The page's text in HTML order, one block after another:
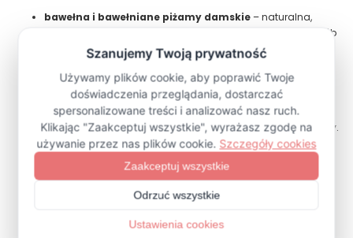
bawełna i bawełniane piżamy damskie – naturalna,
miękka w dotyku, przyjazna dla skóry, idealna także dla osób
z wrażliwą skórą. Bawełna to wybór, który nigdy nie wychodzi
z mody a damskie piżamy bawełniane są idealne przez cały
rok.
wiskoza– lekka, przewiewna i elastyczna. Miękka w dotyku
piżama wykonana z wiskozy jest doskonała dla kobiet, które
chcą połączyć świeżość i elegancję nawet w upalne wieczory.
satyna i satynowy połysk – dla kobiet, które pragną
poczuć się zmysłowo i wyjątkowo. To materiał, który sprawia,
że każda piżama nabiera luksusowego charakteru.
– sprężysta, miła w dotyku i wygodna, sprawdza
się szczególnie w kompletach sportowych, z prostą bluzą i
spodniami zakończonymi ściągaczem.